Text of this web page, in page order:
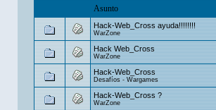
Asunto
Hack-Web_Cross ayuda!!!!!!!!
WarZone
Hack Web_Cross
WarZone
Hack-Web_Cross
Desafíos - Wargames
Hack-Web_Cross ?
WarZone